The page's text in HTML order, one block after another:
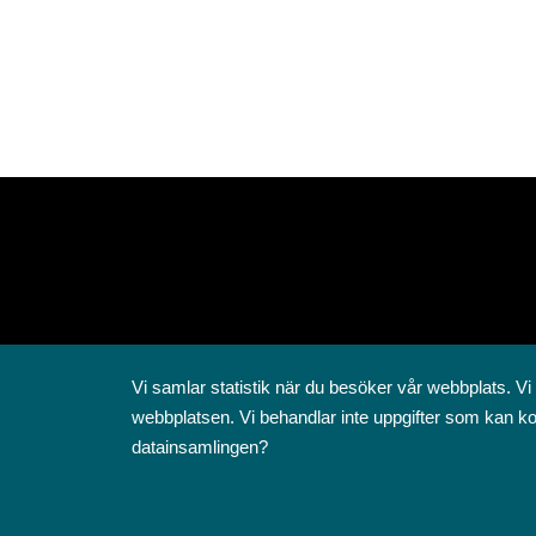
Vi samlar statistik när du besöker vår webbplats.
webbplatsen. Vi behandlar inte uppgifter som kan
datainsamlingen?